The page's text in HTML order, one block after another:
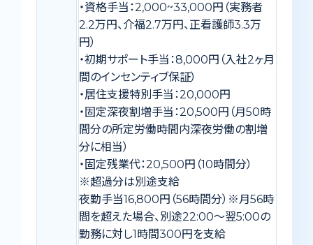
・資格手当：2,000~33,000円（実務者
2.2万円、介福2.7万円、正看護師3.3万
円）
・初期サポート手当：8,000円（入社2ヶ月
間のインセンティブ保証）
・居住支援特別手当：20,000円
・固定深夜割増手当：20,500円（月50時
間分の所定労働時間内深夜労働の割増
分に相当）
・固定残業代：20,500円（10時間分）
※超過分は別途支給
夜勤手当16,800円（56時間分）※月56時
間を超えた場合、別途22:00～翌5:00の
勤務に対し1時間300円を支給